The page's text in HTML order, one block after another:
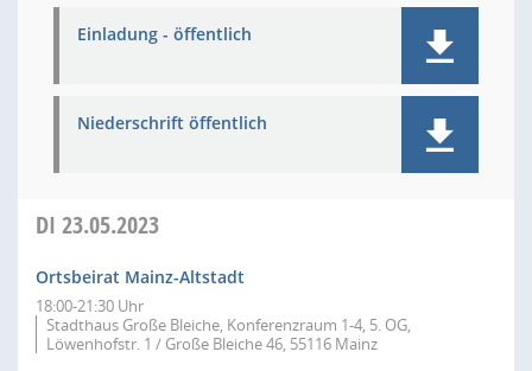
Einladung - öffentlich
Niederschrift öffentlich
DI 23.05.2023
Ortsbeirat Mainz-Altstadt
18:00-21:30 Uhr
Stadthaus Große Bleiche, Konferenzraum 1-4, 5. OG,
Löwenhofstr. 1 / Große Bleiche 46, 55116 Mainz